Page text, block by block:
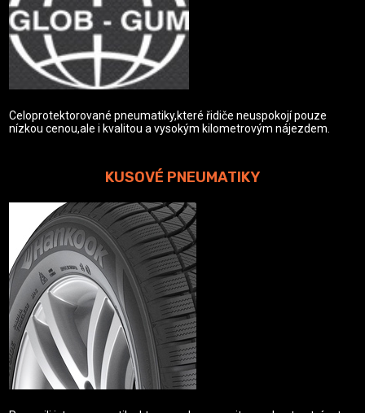
Celoprotektorované pneumatiky,které řidiče neuspokojí pouze
nízkou cenou,ale i kvalitou a vysokým kilometrovým nájezdem.
KUSOVÉ PNEUMATIKY